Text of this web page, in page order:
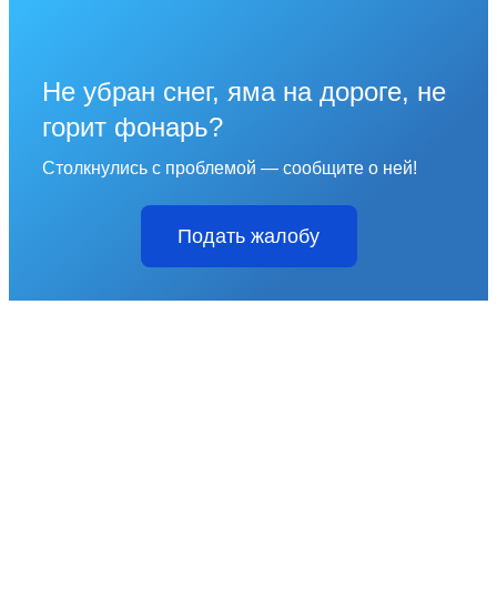
Не убран снег, яма на дороге, не
горит фонарь?
Столкнулись с проблемой — сообщите о ней!
Подать жалобу